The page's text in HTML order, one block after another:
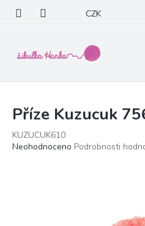
obsah
CZK
Příze Kuzucuk
KUZUCUK610
Průměrné
Neohodnoceno Podrobnosti